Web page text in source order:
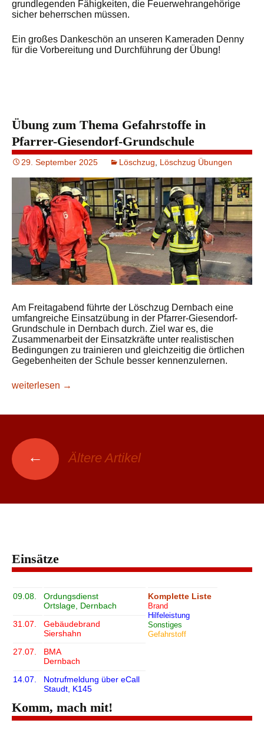
grundlegenden Fähigkeiten, die Feuerwehrangehörige
sicher beherrschen müssen.
Ein großes Dankeschön an unseren Kameraden Denny
für die Vorbereitung und Durchführung der Übung!
Übung zum Thema Gefahrstoffe in
Pfarrer-Giesendorf-Grundschule
29. September 2025 Löschzug Löschzug Übungen
Am Freitagabend führte der Löschzug Dernbach eine
umfangreiche Einsatzübung in der Pfarrer-Giesendorf-
Grundschule in Dernbach durch. Ziel war es, die
Zusammenarbeit der Einsatzkräfte unter realistischen
Bedingungen zu trainieren und gleichzeitig die örtlichen
Gegebenheiten der Schule besser kennenzulernen.
Übung zum Thema Gefahrstoffe in Pfarrer-Giesendorf-
weiterlesen →
Beitrags-
Navigation
← Ältere Artikel
Einsätze
09.08.
Ordungsdienst
Ortslage, Dernbach
31.07.
Gebäudebrand
Siershahn
27.07.
BMA
Dernbach
14.07.
Notrufmeldung über eCall
Staudt, K145
Komplette Liste
Brand
Hilfeleistung
Sonstiges
Gefahrstoff
Komm, mach mit!